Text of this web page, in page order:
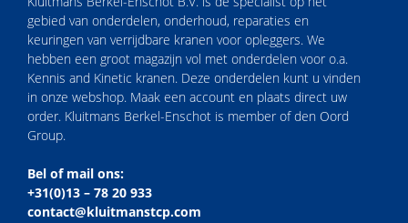
gebied van onderdelen, onderhoud, reparaties en
keuringen van verrijdbare kranen voor opleggers. We
hebben een groot magazijn vol met onderdelen voor o.a.
Kennis and Kinetic kranen. Deze onderdelen kunt u vinden
in onze webshop. Maak een account en plaats direct uw
order. Kluitmans Berkel-Enschot is member of den Oord
Group.
Bel of mail ons:
+31(0)13 – 78 20 933
contact@kluitmanstcp.com